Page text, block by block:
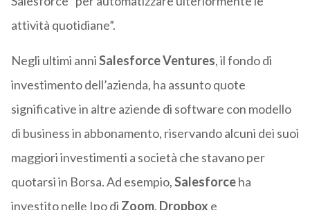
attività quotidiane”.
Negli ultimi anniSalesforce Ventures, il fondo di
investimento dell’azienda, ha assunto quote
significative in altre aziende di software con modello
di business in abbonamento, riservando alcuni dei suoi
maggiori investimenti a società che stavano per
quotarsi in Borsa. Ad esempio,Salesforceha
investito nelle Ipo di Zoom, Dropboxe